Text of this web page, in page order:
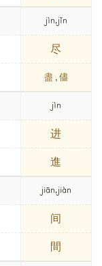
jìn,jǐn
尽
盡,儘
jìn
进
進
jiān,jiàn
间
間